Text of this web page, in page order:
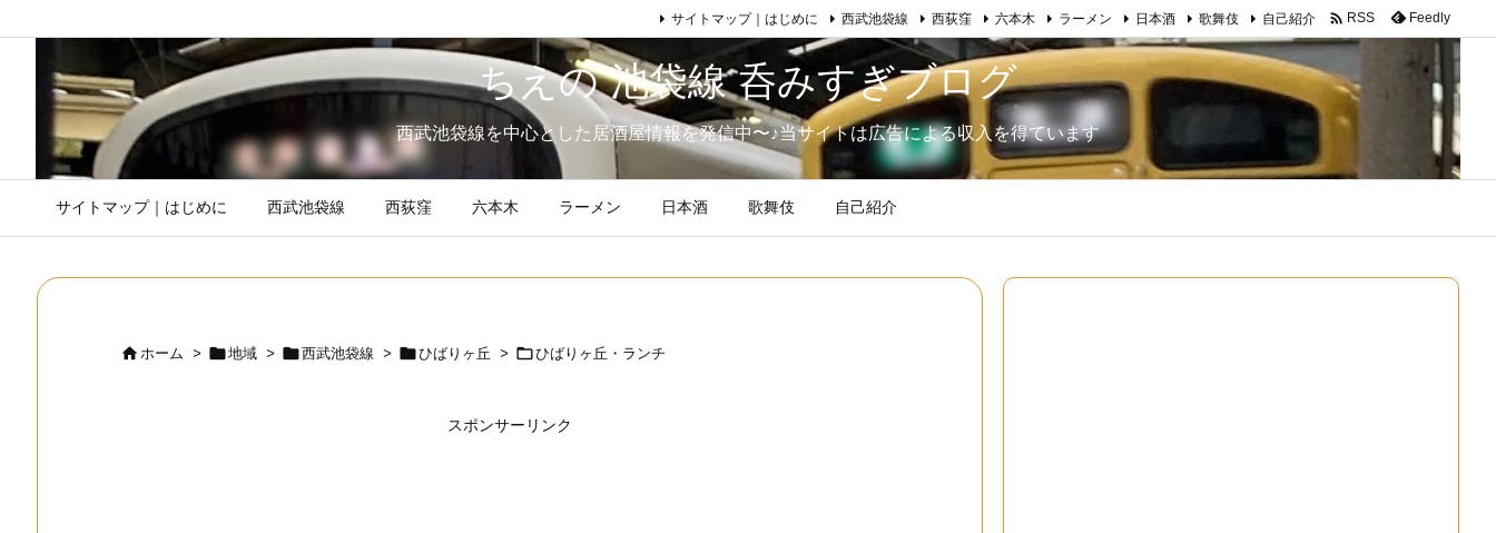
ちえの 池袋線 呑みすぎブログ
西武池袋線を中心とした居酒屋情報を発信中〜♪当サイトは広告による収入を得ています
サイトマップ｜はじめに 西武池袋線 西荻窪 六本木 ラーメン 日本酒 歌舞伎 自己紹介
サイトマップ｜はじめに 西武池袋線 西荻窪 六本木 ラーメン 日本酒 歌舞伎 自己紹介  RSS Feedly
ホーム > 地域 > 西武池袋線 > ひばりヶ丘 > ひばりヶ丘・ランチ
スポンサーリンク